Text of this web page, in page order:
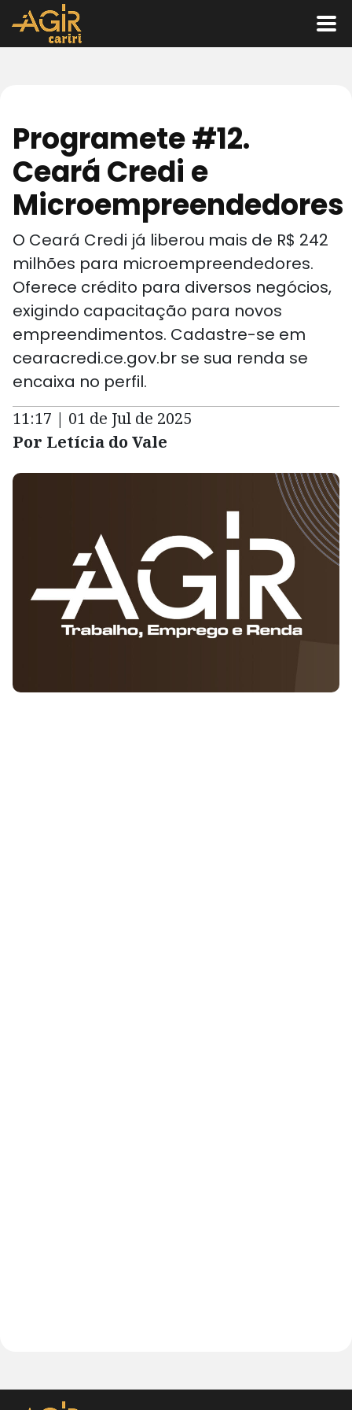
Programete #12.
Ceará Credi e
Microempreendedores
O Ceará Credi já liberou mais de R$ 242
milhões para microempreendedores.
Oferece crédito para diversos negócios,
exigindo capacitação para novos
empreendimentos. Cadastre-se em
cearacredi.ce.gov.br se sua renda se
encaixa no perfil.
11:17 | 01 de Jul de 2025
Por Letícia do Vale